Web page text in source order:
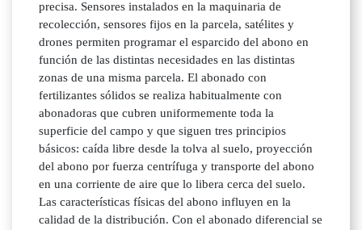
precisa. Sensores instalados en la maquinaria de
recolección, sensores fijos en la parcela, satélites y
drones permiten programar el esparcido del abono en
función de las distintas necesidades en las distintas
zonas de una misma parcela. El abonado con
fertilizantes sólidos se realiza habitualmente con
abonadoras que cubren uniformemente toda la
superficie del campo y que siguen tres principios
básicos: caída libre desde la tolva al suelo, proyección
del abono por fuerza centrífuga y transporte del abono
en una corriente de aire que lo libera cerca del suelo.
Las características físicas del abono influyen en la
calidad de la distribución. Con el abonado diferencial se